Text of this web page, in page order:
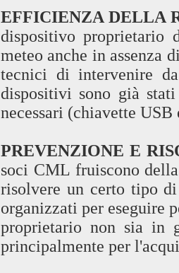
EFFICIENZA DELLA
dispositivo proprietario
meteo anche in assenza
tecnici di intervenire
dispositivi sono già
necessari (chiavette
PREVENZIONE E
soci CML fruiscono
risolvere un certo tipo
organizzati per eseguire
proprietario non sia in
principalmente per